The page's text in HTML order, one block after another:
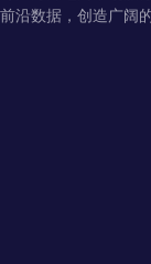
前沿数据，创造广阔